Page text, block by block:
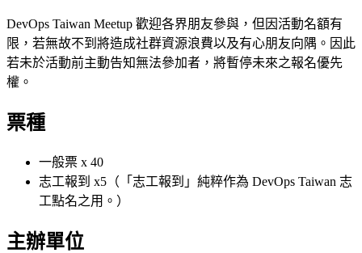
DevOps Taiwan Meetup 歡迎各界朋友參與，但因活動名額有
限，若無故不到將造成社群資源浪費以及有心朋友向隅。因此
若未於活動前主動告知無法參加者，將暫停未來之報名優先
權。
票種
一般票 x 40
志工報到 x5（「志工報到」純粹作為 DevOps Taiwan 志
工點名之用。）
主辦單位